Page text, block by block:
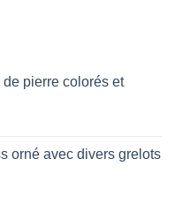
pierre colorés et
orné avec divers grelots